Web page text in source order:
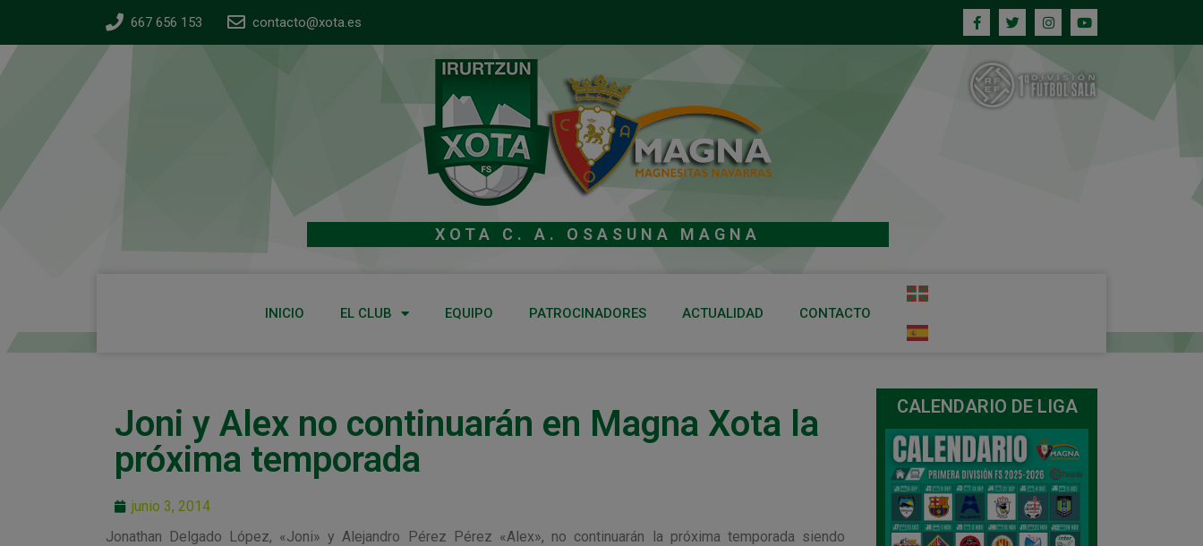
667 656 153 contacto@xota.es
XOTA C. A. OSASUNA MAGNA
INICIO EL CLUB EQUIPO PATROCINADORES ACTUALIDAD CONTACTO
Joni y Alex no continuarán en Magna Xota la
próxima temporada
junio 3, 2014
Jonathan Delgado López, «Joni» y Alejandro Pérez Pérez «Alex», no continuarán la próxima temporada siendo
CALENDARIO DE LIGA